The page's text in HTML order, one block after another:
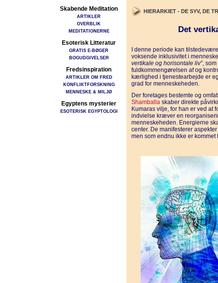
Skabende Meditation
ARTIKLER
OVERBLIK
MEDITATIONERNE
Esoterisk Litteratur
GRATIS E-BØGER
BOGUDGIVELSER
Fredsinspiration
ARTIKLER OM FRED
KONFLIKTFORSKNING
MENNESKE & MILJØ
Egyptens mysterier
ESOTERISK EGYPTOLOGI
HIERARKIET - DE SYV, DE
Det
I denne periode kan
voksende inklusivitet i
vertikale og horisontale liv”,
fuldkommengørelsen af og
kærlighed i tjenestearbejde er
grad for menneskeheden.
Der foretages bestemte og
Shamballa skaber direkte
Kumaras vilje, for han er ved at
indvielse kræver en
menneskeheden. Energierne
center. De manifesterer
men som endnu ikke er kommet